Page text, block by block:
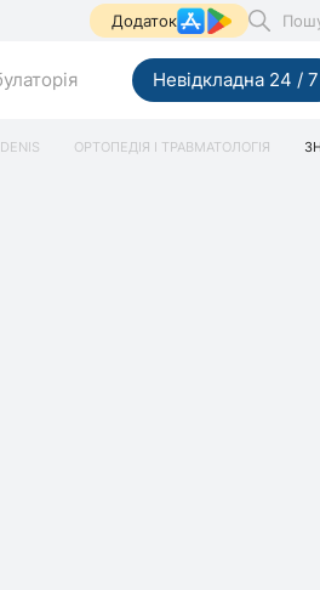
Додаток
Невідкладна 24 / 7
ОРТОПЕДІЯ І ТРАВМАТОЛОГІЯ